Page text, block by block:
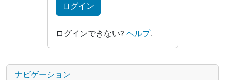
ログイン
ログインできない? ヘルプ.
ナビゲーション